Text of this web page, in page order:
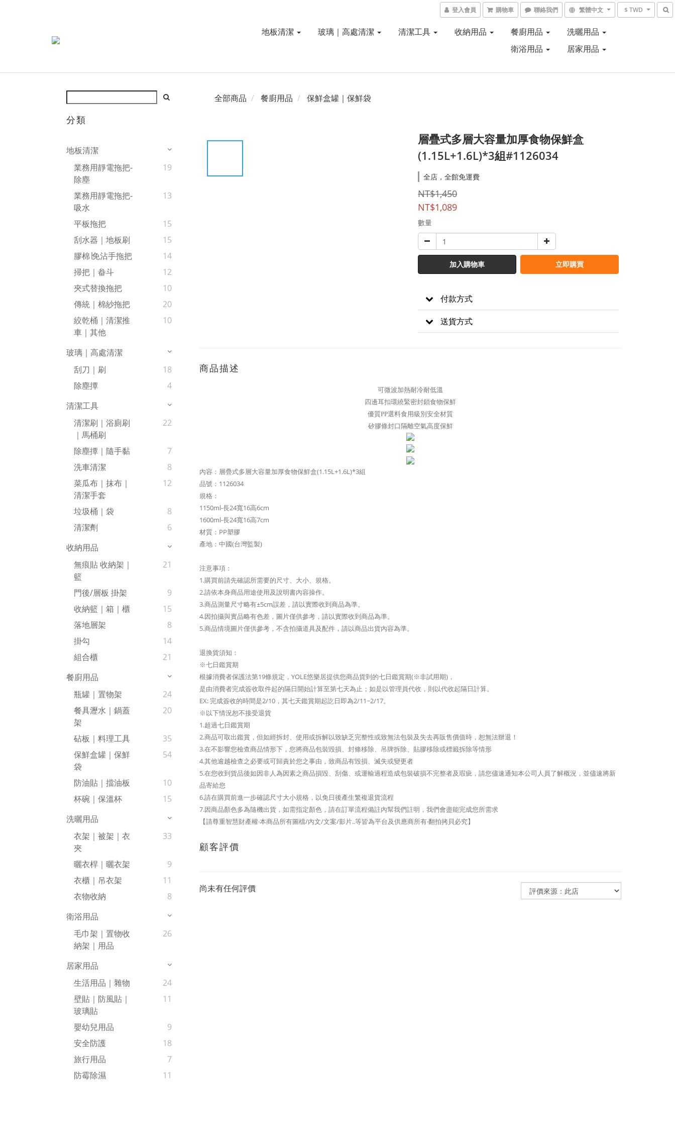
登入會員 購物車 聯絡我們 繁體中文 $ TWD
地板清潔 玻璃｜高處清潔 清潔工具 收納用品 餐廚用品
洗曬用品
衛浴用品
居家用品
分類
地板清潔
業務用靜電拖把-
除塵
19
業務用靜電拖把-
吸水
13
平板拖把
15
刮水器｜地板刷
15
膠棉∣免沾手拖把
14
掃把｜畚斗
12
夾式替換拖把
10
傳統｜棉紗拖把
20
絞乾桶｜清潔推
車｜其他
10
玻璃｜高處清潔
刮刀｜刷
18
除塵撢
4
清潔工具
清潔刷｜浴廁刷
｜馬桶刷
22
除塵撢｜隨手黏
7
洗車清潔
8
菜瓜布｜抹布｜
清潔手套
12
垃圾桶｜袋
8
清潔劑
6
收納用品
無痕貼 收納架｜
籃
21
門後/層板 掛架
9
收納籃｜箱｜櫃
15
落地層架
8
掛勾
14
組合櫃
21
餐廚用品
瓶罐｜置物架
24
餐具瀝水｜鍋蓋
架
20
砧板｜料理工具
35
保鮮盒罐｜保鮮
袋
54
防油貼｜擋油板
10
杯碗｜保溫杯
15
洗曬用品
衣架｜被架｜衣
夾
33
曬衣桿｜曬衣架
9
衣櫃｜吊衣架
11
衣物收納
8
衛浴用品
毛巾架｜置物收
納架｜用品
26
居家用品
生活用品｜雜物
24
壁貼｜防風貼｜
玻璃貼
11
嬰幼兒用品
9
安全防護
18
旅行用品
7
防霉除濕
11
全部商品 餐廚用品 保鮮盒罐｜保鮮袋
層疊式多層大容量加厚食物保鮮盒
(1.15L+1.6L)*3組#1126034
全店，全館免運費
NT$1,450
NT$1,089
數量
加入購物車 立即購買
付款方式
送貨方式
商品描述
可微波加熱耐冷耐低溫
四邊耳扣環繞緊密封鎖食物保鮮
優質PP選料食用級別安全材質
矽膠條封口隔離空氣高度保鮮
內容：層疊式多層大容量加厚食物保鮮盒(1.15L+1.6L)*3組
品號：1126034
規格：
1150ml-長24寬16高6cm
1600ml-長24寬16高7cm
材質：PP塑膠
產地：中國(台灣監製)
注意事項：
1.購買前請先確認所需要的尺寸、大小、規格。
2.請依本身商品用途使用及說明書內容操作。
3.商品測量尺寸略有±5cm誤差，請以實際收到商品為準。
4.因拍攝與實品略有色差，圖片僅供參考，請以實際收到商品為準。
5.商品情境圖片僅供參考，不含拍攝道具及配件，請以商品出貨內容為準。
退換貨須知：
※七日鑑賞期
根據消費者保護法第19條規定，YOLE悠樂居提供您商品貨到的七日鑑賞期(※非試用期)，
是由消費者完成簽收取件起的隔日開始計算至第七天為止；如是以管理員代收，則以代收起隔日計算。
EX: 完成簽收的時間是2/10，其七天鑑賞期起訖日即為2/11~2/17。
※以下情況恕不接受退貨
1.超過七日鑑賞期
2.商品可取出鑑賞，但如經拆封、使用或拆解以致缺乏完整性或致無法包裝及失去再販售價值時，恕無法辦退！
3.在不影響您檢查商品情形下，您將商品包裝毀損、封條移除、吊牌拆除、貼膠移除或標籤拆除等情形
4.其他逾越檢查之必要或可歸責於您之事由，致商品有毀損、滅失或變更者
5.在您收到貨品後如因非人為因素之商品損毀、刮傷、或運輸過程造成包裝破損不完整者及瑕疵，請您儘速通知本公司人員了解概況，並儘速將新
品寄給您
6.請在購買前進一步確認尺寸大小規格，以免日後產生繁複退貨流程
7.因商品顏色多為隨機出貨，如需指定顏色，請在訂單流程備註內幫我們註明，我們會盡能完成您所需求
【請尊重智慧財產權‧本商品所有圖檔/內文/文案/影片..等皆為平台及供應商所有‧翻拍拷貝必究】
顧客評價
尚未有任何評價